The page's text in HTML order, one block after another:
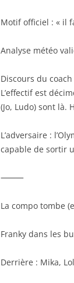
Motif officiel : « il
Analyse météo
Discours du
L’effectif est
(Jo, Ludo) sont là.
L’adversaire :
capable de sortir
⸻
La compo tombe
Franky dans les
Derrière : Mika,